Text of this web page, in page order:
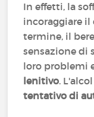
In effetti, la
incoraggiare il
termine, il
sensazione di
loro problemi
lenitivo.
tentativo di